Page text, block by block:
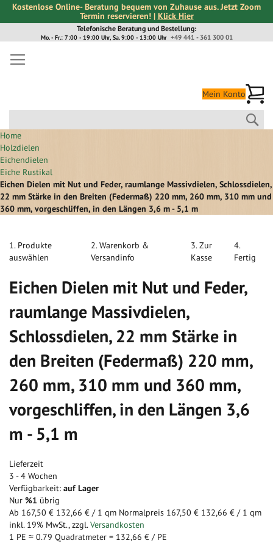
Kostenlose Online- Beratung bequem von Zuhause aus. Jetzt Zoom
Termin reservieren! | Klick Hier
zum
Inhalt
Telefonische Beratung und Bestellung:
+49 441 - 361 300 01
Mo. - Fr.: 7:00 - 19:00 Uhr, Sa. 9:00 - 13:00 Uhr
Mein Konto
Home
Holzdielen
Eichendielen
Eiche Rustikal
Eichen Dielen mit Nut und Feder, raumlange Massivdielen, Schlossdielen,
22 mm Stärke in den Breiten (Federmaß) 220 mm, 260 mm, 310 mm und
360 mm, vorgeschliffen, in den Längen 3,6 m - 5,1 m
1. Produkte
auswählen
2. Warenkorb &
Versandinfo
3. Zur
Kasse
4.
Fertig
Eichen Dielen mit Nut und Feder,
raumlange Massivdielen,
Schlossdielen, 22 mm Stärke in
den Breiten (Federmaß) 220 mm,
260 mm, 310 mm und 360 mm,
vorgeschliffen, in den Längen 3,6
m - 5,1 m
Lieferzeit
3 - 4 Wochen
Verfügbarkeit: auf Lager
Nur %1 übrig
Ab 167,50 € 132,66 € / 1 qm Normalpreis 167,50 € 132,66 € / 1 qm
inkl. 19% MwSt., zzgl. Versandkosten
1 PE ≈ 0.79 Quadratmeter = 132,66 € / PE